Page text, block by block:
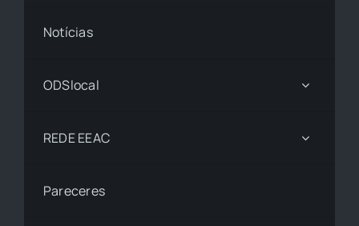
Notícias
ODSlocal
REDE EEAC
Pareceres